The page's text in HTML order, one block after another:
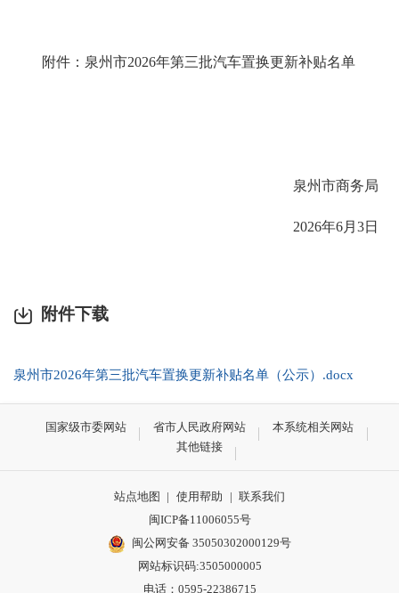
附件：泉州市2026年第三批汽车置换更新补贴名单
泉州市商务局
2026年6月 3日
附件下载
泉州市2026年第三批汽车置换更新补贴名单（公示）.docx
国家级市委网站 省市人民政府网站
本系统相关网站
其他链接
站点地图 | 使用帮助 | 联系我们
闽ICP备11006055号
闽公网安备 35050302000129号
网站标识码:3505000005
电话：0595-22386715